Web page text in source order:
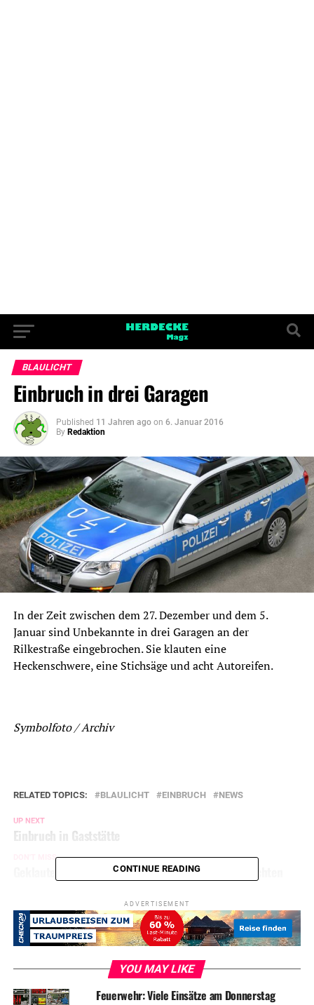
BLAULICHT
Einbruch in drei Garagen
Published 11 Jahren ago on 6. Januar 2016
By Redaktion
In der Zeit zwischen dem 27. Dezember und dem 5.
Januar sind Unbekannte in drei Garagen an der
Rilkestraße eingebrochen. Sie klauten eine
Heckenschwere, eine Stichsäge und acht Autoreifen.
Symbolfoto / Archiv
RELATED TOPICS: BLAULICHT EINBRUCH NEWS
UP NEXT
Einbruch in Gaststätte
DON'T MISS
Geklauter Audi kracht in Leitplanke – Insassen flüchten
CONTINUE READING
ADVERTISEMENT
YOU MAY LIKE
Feuerwehr: Viele Einsätze am Donnerstag